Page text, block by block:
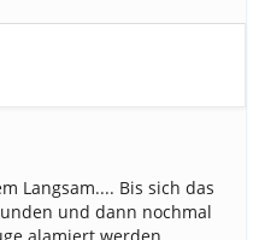
Langsam.... Bis sich das
und dann nochmal